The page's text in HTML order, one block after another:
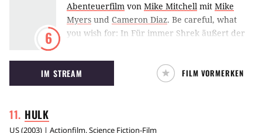
6
Abenteuerfilm von Mike Mitchell mit Mike
Myers und Cameron Diaz. Be careful, what
you wish for: In Für immer Shrek äußert der
damit einen Teufelspakt ein.
IM STREAM FILM VORMERKEN
HULK
US(2003) | Actionfilm,Science Fiction-Film